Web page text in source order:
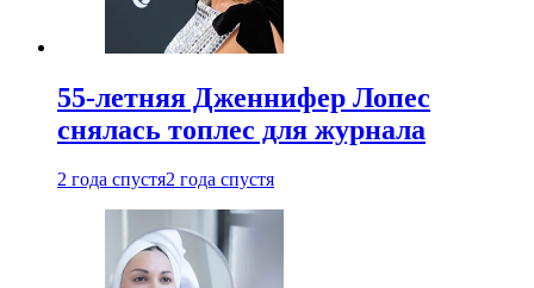
55-летняя Дженнифер Лопес
снялась топлес для журнала
2 года спустя2 года спустя